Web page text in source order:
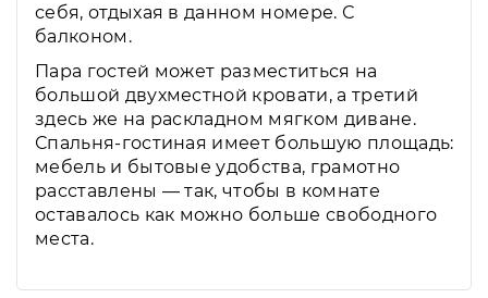
себя, отдыхая в данном номере. С
балконом.
Пара гостей может разместиться на
большой двухместной кровати, а третий
здесь же на раскладном мягком диване.
Спальня-гостиная имеет большую площадь:
мебель и бытовые удобства, грамотно
расставлены — так, чтобы в комнате
оставалось как можно больше свободного
места.